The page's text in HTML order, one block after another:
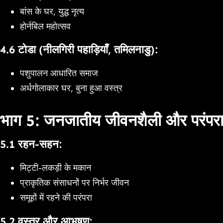
बांस के घर, युद्ध नृत्य
होर्नबिल महोत्सव
4.6 टोडा (नीलगिरी पहाड़ियाँ, तमिलनाडु):
पशुपालन आधारित समाज
अर्धगोलाकार घर, बुना हुआ वस्त्र
भाग 5: जनजातीय जीवनशैली और
5.1 रहन-सहन:
मिट्टी-लकड़ी के मकान
प्राकृतिक संसाधनों पर निर्भर जीवन
समूहों में रहने की परंपरा